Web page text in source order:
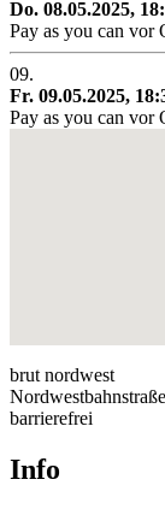
Do. 08.05.2025,
Pay as you can vor
09.
Fr. 09.05.2025,
Pay as you can vor
brut nordwest
barrierefrei
Info